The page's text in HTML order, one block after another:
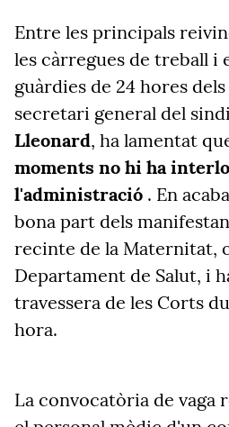
Entre les principals
les càrregues de treball i
guàrdies de 24 hores
secretari general del
Lleonard, ha lamentat
moments no hi ha
l'administració . En
bona part dels
recinte de la Maternitat,
Departament de Salut, i
travessera de les Corts
hora.
La convocatòria de vaga